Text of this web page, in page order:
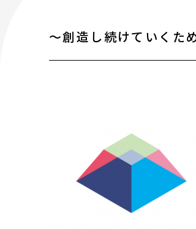
講座ラインアップ
2025年度 過去の講座
2024年度 過去の講座
～創造し続けていくた